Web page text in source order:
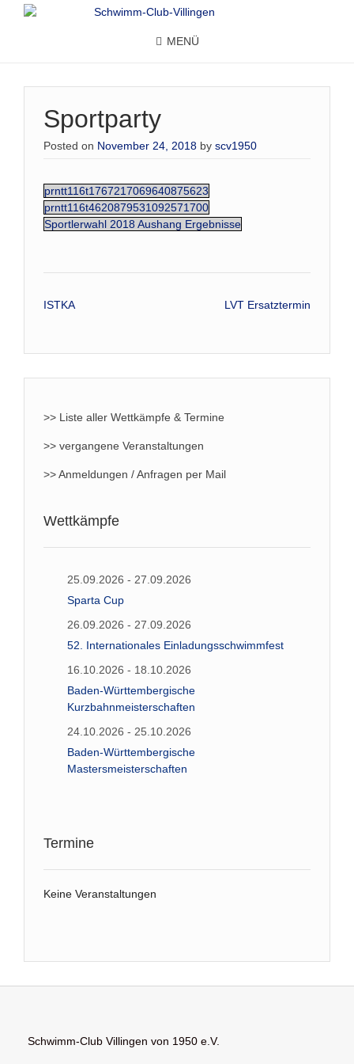
MENÜ
Sportparty
Posted on November 24, 2018 by scv1950
prntt116t1767217069640875623
prntt116t4620879531092571700
Sportlerwahl 2018 Aushang Ergebnisse
Beitrags-
ISTKA LVT Ersatztermin
>> Liste aller Wettkämpfe & Termine
>> vergangene Veranstaltungen
>> Anmeldungen / Anfragen per Mail
Wettkämpfe
25.09.2026 - 27.09.2026
Sparta Cup
26.09.2026 - 27.09.2026
52. Internationales Einladungsschwimmfest
16.10.2026 - 18.10.2026
Baden-Württembergische
Kurzbahnmeisterschaften
24.10.2026 - 25.10.2026
Baden-Württembergische
Mastersmeisterschaften
Termine
Keine Veranstaltungen
Schwimm-Club Villingen von 1950 e.V.